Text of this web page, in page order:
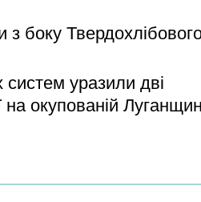
з боку
уразили дві
на окупованій